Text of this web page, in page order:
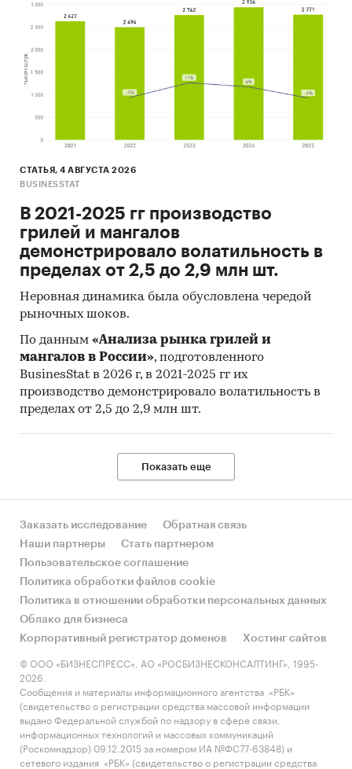
СТАТЬЯ, 4 АВГУСТА 2026
BUSINESSTAT
В 2021-2025 гг производство
грилей и мангалов
демонстрировало волатильность в
пределах от 2,5 до 2,9 млн шт.
Неровная динамика была обусловлена чередой
рыночных шоков.
По данным «Анализа рынка грилей и
мангалов в России», подготовленного
BusinesStat в 2026 г, в 2021-2025 гг их
производство демонстрировало волатильность в
пределах от 2,5 до 2,9 млн шт.
Показать еще
Заказать исследование
Обратная связь
Наши партнеры
Стать партнером
Пользовательское соглашение
Политика обработки файлов cookie
Политика в отношении обработки персональных данных
Облако для бизнеса
Корпоративный регистратор доменов
Хостинг сайтов
© ООО «БИЗНЕСПРЕСС», АО «РОСБИЗНЕСКОНСАЛТИНГ», 1995-
2026.
Сообщения и материалы информационного агентства «РБК»
(свидетельство о регистрации средства массовой информации
выдано Федеральной службой по надзору в сфере связи,
информационных технологий и массовых коммуникаций
(Роскомнадзор) 09.12.2015 за номером ИА №ФС77-63848) и
сетевого издания «РБК» (свидетельство о регистрации средства